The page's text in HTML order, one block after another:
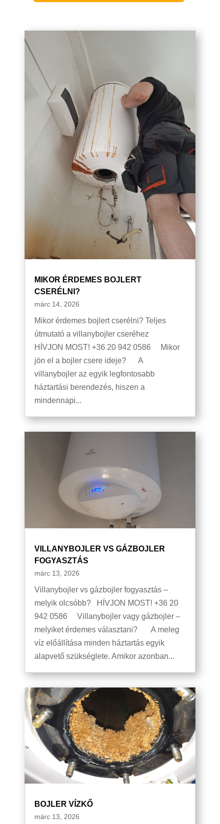
MIKOR ÉRDEMES BOJLERT
CSERÉLNI?
márc 14, 2026
Mikor érdemes bojlert cserélni? Teljes
útmutató a villanybojler cseréhez
HÍVJON MOST! +36 20 942 0586 Mikor
jön el a bojler csere ideje? A
villanybojler az egyik legfontosabb
háztartási berendezés, hiszen a
mindennapi...
VILLANYBOJLER VS GÁZBOJLER
FOGYASZTÁS
márc 13, 2026
Villanybojler vs gázbojler fogyasztás –
melyik olcsóbb? HÍVJON MOST! +36 20
942 0586 Villanybojler vagy gázbojler –
melyiket érdemes választani? A meleg
víz előállítása minden háztartás egyik
alapvető szükséglete. Amikor azonban...
BOJLER VÍZKŐ
márc 13, 2026